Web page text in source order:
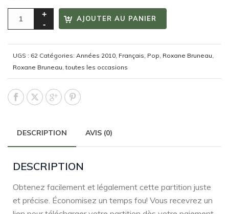
AJOUTER AU PANIER
UGS : 62 Catégories: Années 2010, Français, Pop, Roxane Bruneau,
Roxane Bruneau,toutes les occasions
DESCRIPTION AVIS (0)
DESCRIPTION
Obtenez facilement et légalement cette partition juste
et précise. Économisez un temps fou! Vous recevrez un